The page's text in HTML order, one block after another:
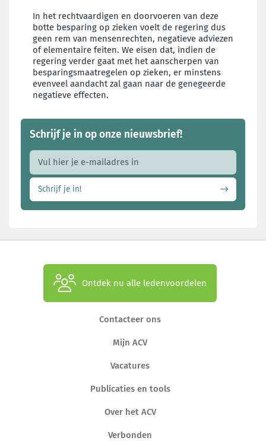
In het rechtvaardigen en doorvoeren van deze
botte besparing op zieken voelt de regering dus
geen rem van mensenrechten, negatieve adviezen
of elementaire feiten. We eisen dat, indien de
regering verder gaat met het aanscherpen van
besparingsmaatregelen op zieken, er minstens
evenveel aandacht zal gaan naar de genegeerde
negatieve effecten.
Schrijf je in op onze nieuwsbrief!
E-mail adres
Schrijf je in!
Ontdek nu alle ledenvoordelen
Contacteer ons
Mijn ACV
Vacatures
Publicaties en tools
Over het ACV
Verbonden